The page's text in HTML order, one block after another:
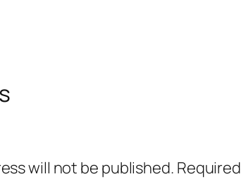
will not be published.